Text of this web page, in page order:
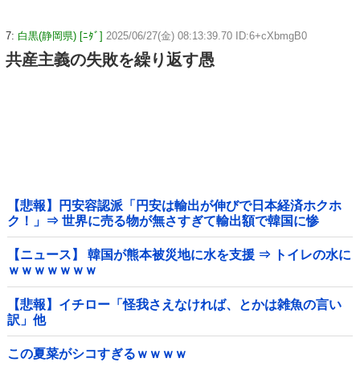
7: 白黒(静岡県) [ﾆﾀﾞ] 2025/06/27(金) 08:13:39.70 ID:6+cXbmgB0
共産主義の失敗を繰り返す愚
【悲報】円安容認派「円安は輸出が伸びで日本経済ホクホ
ク！」⇒ 世界に売る物が無さすぎて輸出額で韓国に惨
敗・・・
【ニュース】 韓国が熊本被災地に水を支援 ⇒ トイレの水に
ｗｗｗｗｗｗｗ
【悲報】イチロー「怪我さえなければ、とかは雑魚の言い
訳」他
この夏菜がシコすぎるｗｗｗｗ